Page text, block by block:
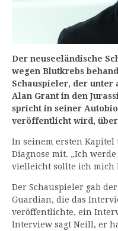
Der neuseeländische
wegen Blutkrebs
Schauspieler, der unter
Alan Grant in den
spricht in seiner
veröffentlicht wird,
In seinem ersten
Diagnose mit. „Ich
vielleicht sollte ich mich
Der Schauspieler gab
Guardian, die das
veröffentlichte, ein
Interview sagt Neill, er